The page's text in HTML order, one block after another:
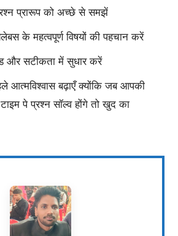
प्रारूप को अच्छे से समझें
के महत्वपूर्ण विषयों की पहचान करें
और सटीकता में सुधार करें
आत्मविश्वास बढ़ाएँ क्योंकि जब आपकी
पे प्रश्न सॉल्व होंगे तो खुद का